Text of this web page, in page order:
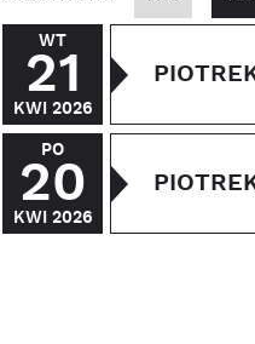
WT
21
KWI 2026
PO
20
KWI 2026